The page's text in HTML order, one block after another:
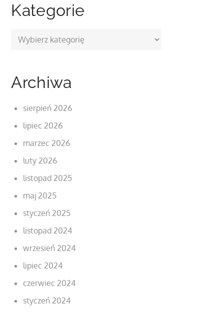
Kategorie
Kategorie
Archiwa
sierpień 2026
lipiec 2026
marzec 2026
luty 2026
listopad 2025
maj 2025
styczeń 2025
listopad 2024
wrzesień 2024
lipiec 2024
czerwiec 2024
styczeń 2024